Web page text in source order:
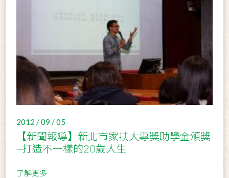
2012 / 09 / 05
【新聞報導】新北市家扶大專獎助學金頒獎
~打造不一樣的20歲人生
了解更多